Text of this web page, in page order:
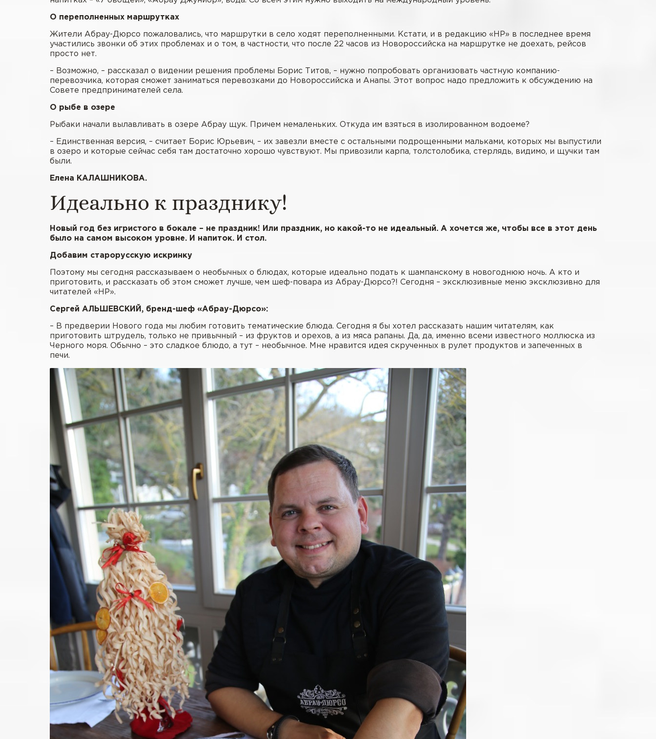
О переполненных маршрутках
Жители Абрау-Дюрсо пожаловались, что маршрутки в село ходят переполненными. Кстати, и в редакцию «НР» в последнее время
участились звонки об этих проблемах и о том, в частности, что после 22 часов из Новороссийска на маршрутке не доехать, рейсов
просто нет.
– Возможно, – рассказал о видении решения проблемы Борис Титов, – нужно попробовать организовать частную компанию-
перевозчика, которая сможет заниматься перевозками до Новороссийска и Анапы. Этот вопрос надо предложить к обсуждению на
Совете предпринимателей села.
О рыбе в озере
Рыбаки начали вылавливать в озере Абрау щук. Причем немаленьких. Откуда им взяться в изолированном водоеме?
– Единственная версия, – считает Борис Юрьевич, – их завезли вместе с остальными подрощенными мальками, которых мы выпустили
в озеро и которые сейчас себя там достаточно хорошо чувствуют. Мы привозили карпа, толстолобика, стерлядь, видимо, и щучки там
были.
Елена КАЛАШНИКОВА.
Идеально к празднику!
Новый год без игристого в бокале – не праздник! Или праздник, но какой-то не идеальный. А хочется же, чтобы все в этот день
было на самом высоком уровне. И напиток. И стол.
Добавим старорусскую искринку
Поэтому мы сегодня рассказываем о необычных о блюдах, которые идеально подать к шампанскому в новогоднюю ночь. А кто и
приготовить, и рассказать об этом сможет лучше, чем шеф-повара из Абрау-Дюрсо?! Сегодня – эксклюзивные меню эксклюзивно для
читателей «НР».
Сергей АЛЬШЕВСКИЙ, бренд-шеф «Абрау-Дюрсо»:
– В предверии Нового года мы любим готовить тематические блюда. Сегодня я бы хотел рассказать нашим читателям, как
приготовить штрудель, только не привычный – из фруктов и орехов, а из мяса рапаны. Да, да, именно всеми известного моллюска из
Черного моря. Обычно – это сладкое блюдо, а тут – необычное. Мне нравится идея скрученных в рулет продуктов и запеченных в
печи.